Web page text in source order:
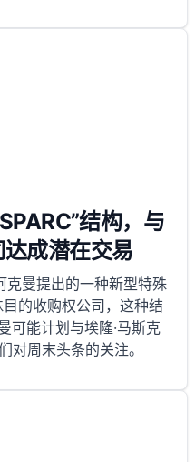
结构，与
成潜在交易
克曼提出的一种新型特殊
的收购权公司，这种结
可能计划与埃隆·马斯克
对周末头条的关注。